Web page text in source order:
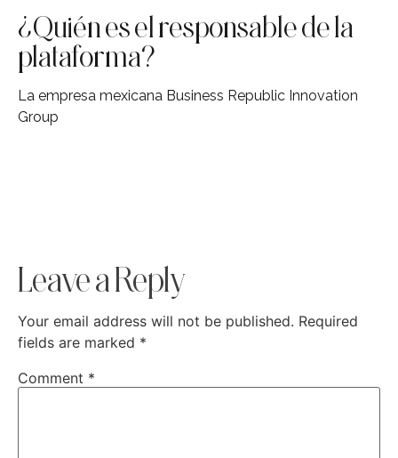
¿Quién es el responsable de la
plataforma?
La empresa mexicana Business Republic Innovation
Group
Leave a Reply
Your email address will not be published. Required
fields are marked *
Comment *